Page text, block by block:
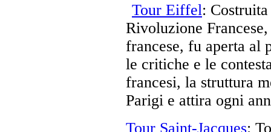
Tour Eiffel:
Rivoluzione
francese, fu aperta al
le critiche e le
francesi, la struttura
Parigi e attira ogni
Tour Saint-Jacques: